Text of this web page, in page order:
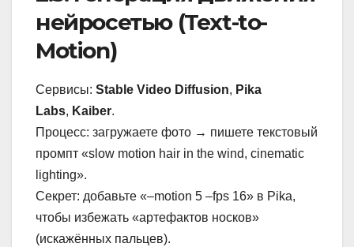
нейросетью (Text-to-
Motion)
Сервисы: Stable Video Diffusion, Pika
Labs, Kaiber.
Процесс: загружаете фото → пишете текстовый
промпт «slow motion hair in the wind, cinematic
lighting».
Секрет: добавьте «–motion 5 –fps 16» в Pika,
чтобы избежать «артефактов носков»
(искажённых пальцев).